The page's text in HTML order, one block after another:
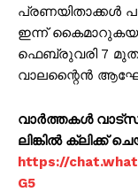
പ്രണയിതാക്കൾ
ഇന്ന്
ഫെബ്രുവരി 7
വാലന്റൈൻ
വാർത്തകൾ
ലിങ്കിൽ ക്ലിക്ക്
https://
G5